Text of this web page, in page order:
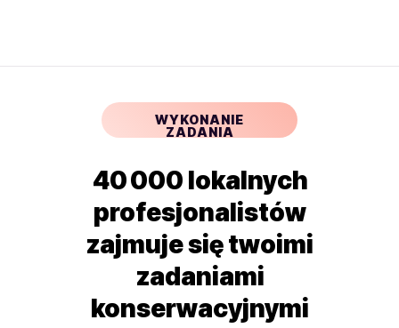
40 000 lokalnych
profesjonalistów
zajmuje się twoimi
zadaniami
konserwacyjnymi
WYKONANIE
ZADANIA